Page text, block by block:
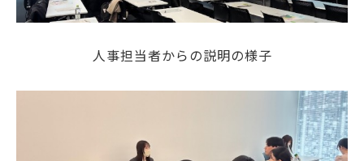
人事担当者からの説明の様子